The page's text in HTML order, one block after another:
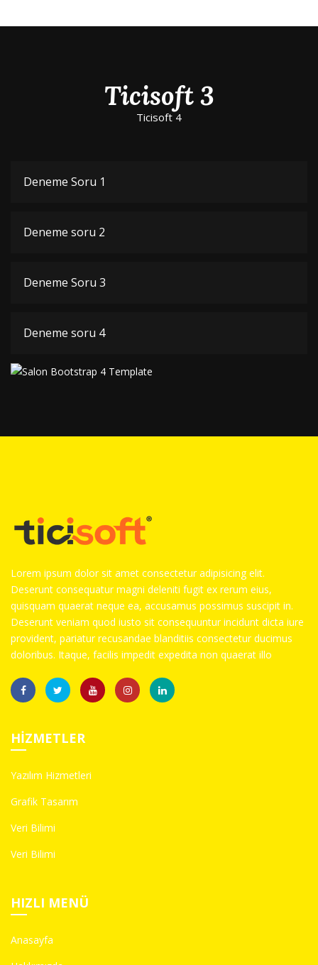
Ticisoft 3
Ticisoft 4
Deneme Soru 1
Deneme soru 2
Deneme Soru 3
Deneme soru 4
Lorem ipsum dolor sit amet consectetur adipisicing elit.
Deserunt consequatur magni deleniti fugit ex rerum eius,
quisquam quaerat neque ea, accusamus possimus suscipit in.
Deserunt veniam quod iusto sit consequuntur incidunt dicta iure
provident, pariatur recusandae blanditiis consectetur ducimus
doloribus. Itaque, facilis impedit expedita non quaerat illo
HIZMETLER
Yazılım Hizmetleri
Grafik Tasarım
Veri Bilimi
Veri Bilimi
HIZLI MENÜ
Anasayfa